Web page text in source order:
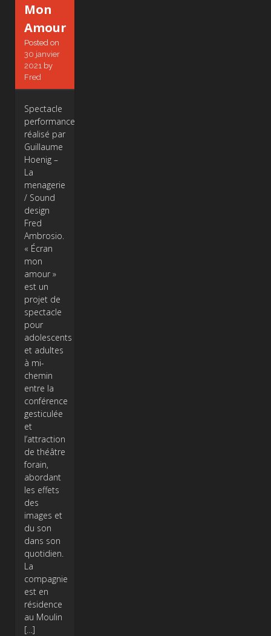
Mon
Amour
Posted on
30 janvier
2021 by
Fred
Spectacle
performance
réalisé par
Guillaume
Hoenig –
La
menagerie
/ Sound
design
Fred
Ambrosio.
« Écran
mon
amour »
est un
projet de
spectacle
pour
adolescents
et adultes
à mi-
chemin
entre la
conférence
gesticulée
et
l’attraction
de théâtre
forain,
abordant
les effets
des
images et
du son
dans son
quotidien.
La
compagnie
est en
résidence
au Moulin
[…]